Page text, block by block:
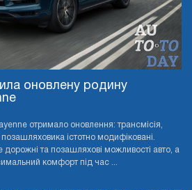
оновлену родину
отримало оновлення: трансмісія,
істотно модифіковані.
та позашляхові можливості авто, а
комфорт під час ...